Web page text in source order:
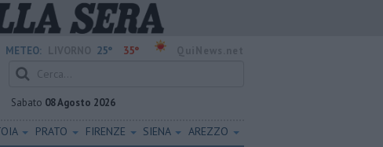
METEO: 25° 35°
Sabato 08 Agosto 2026
PRATO FIRENZE SIENA AREZZO